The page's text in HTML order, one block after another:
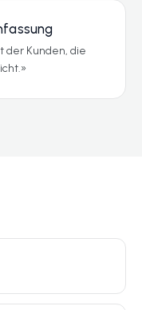
der Kunden, die